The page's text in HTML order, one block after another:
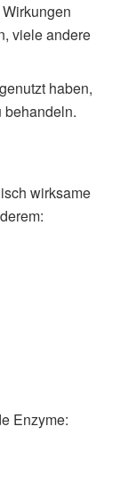
viele andere
genutzt haben,
behandeln.
wirksame
Enzyme: